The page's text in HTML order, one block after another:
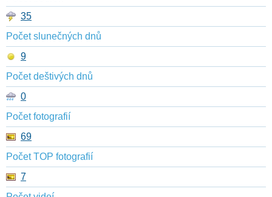
35
Počet slunečných dnů
9
Počet deštivých dnů
0
Počet fotografií
69
Počet TOP fotografií
7